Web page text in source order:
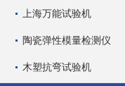
上海万能试验机
陶瓷弹性模量检测仪
木塑抗弯试验机